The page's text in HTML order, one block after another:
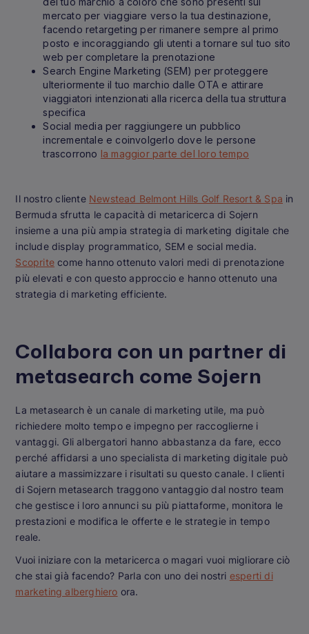
mercato per viaggiare verso la tua destinazione,
facendo retargeting per rimanere sempre al primo
posto e incoraggiando gli utenti a tornare sul tuo sito
web per completare la prenotazione
Search Engine Marketing (SEM) per proteggere
ulteriormente il tuo marchio dalle OTA e attirare
viaggiatori intenzionati alla ricerca della tua struttura
specifica
Social media per raggiungere un pubblico
incrementale e coinvolgerlo dove le persone
trascorrono la maggior parte del loro tempo
Il nostro cliente Newstead Belmont Hills Golf Resort & Spa in
Bermuda sfrutta le capacità di metaricerca di Sojern
insieme a una più ampia strategia di marketing digitale che
include display programmatico, SEM e social media.
Scoprite come hanno ottenuto valori medi di prenotazione
più elevati e con questo approccio e hanno ottenuto una
strategia di marketing efficiente.
Collabora con un partner di
metasearch come Sojern
La metasearch è un canale di marketing utile, ma può
richiedere molto tempo e impegno per raccoglierne i
vantaggi. Gli albergatori hanno abbastanza da fare, ecco
perché affidarsi a uno specialista di marketing digitale può
aiutare a massimizzare i risultati su questo canale. I clienti
di Sojern metasearch traggono vantaggio dal nostro team
che gestisce i loro annunci su più piattaforme, monitora le
prestazioni e modifica le offerte e le strategie in tempo
reale.
Vuoi iniziare con la metaricerca o magari vuoi migliorare ciò
che stai già facendo? Parla con uno dei nostri esperti di
marketing alberghiero ora.